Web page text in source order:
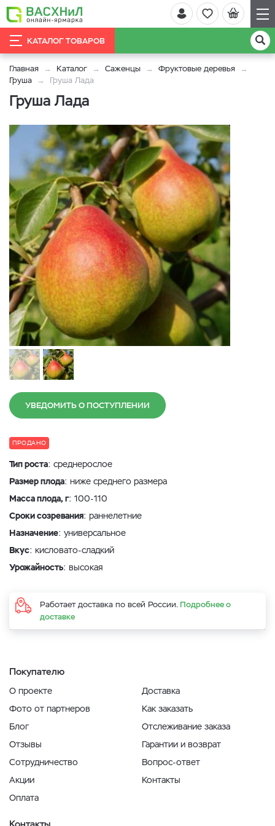
КАТАЛОГ ТОВАРОВ
Главная Каталог Саженцы
Фруктовые деревья
Груша
Груша Лада
Груша Лада
УВЕДОМИТЬ О ПОСТУПЛЕНИИ
ПРОДАНО
Тип роста: среднерослое
Размер плода: ниже среднего размера
Масса плода, г: 100-110
Сроки созревания: раннелетние
Назначение: универсальное
Вкус: кисловато-сладкий
Урожайность: высокая
Работает доставка по всей России. Подробнее о
доставке
Покупателю
О проекте
Фото от партнеров
Блог
Отзывы
Сотрудничество
Акции
Оплата
Доставка
Как заказать
Отслеживание заказа
Гарантии и возврат
Вопрос-ответ
Контакты